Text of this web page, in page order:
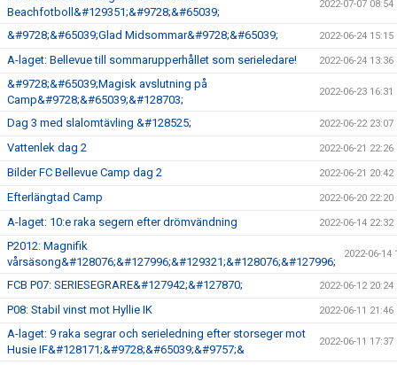
Beachfotboll&#129351;&#9728;&#65039;
2022-07-07 08:54
&#9728;&#65039;Glad Midsommar&#9728;&#65039; 2022-06-24 15:15
A-laget: Bellevue till sommarupperhållet som serieledare! 2022-06-24 13:36
&#9728;&#65039;Magisk avslutning på
Camp&#9728;&#65039;&#128703;
2022-06-23 16:31
Dag 3 med slalomtävling &#128525; 2022-06-22 23:07
Vattenlek dag 2 2022-06-21 22:26
Bilder FC Bellevue Camp dag 2 2022-06-21 20:42
Efterlängtad Camp 2022-06-20 22:20
A-laget: 10:e raka segern efter drömvändning 2022-06-14 22:32
P2012: Magnifik
vårsäsong&#128076;&#127996;&#129321;&#128076;&#127996;
2022-06-14
FCB P07: SERIESEGRARE&#127942;&#127870; 2022-06-12 20:24
P08: Stabil vinst mot Hyllie IK 2022-06-11 21:46
A-laget: 9 raka segrar och serieledning efter storseger mot
Husie IF&#128171;&#9728;&#65039;&#9757;&
2022-06-11 17:37